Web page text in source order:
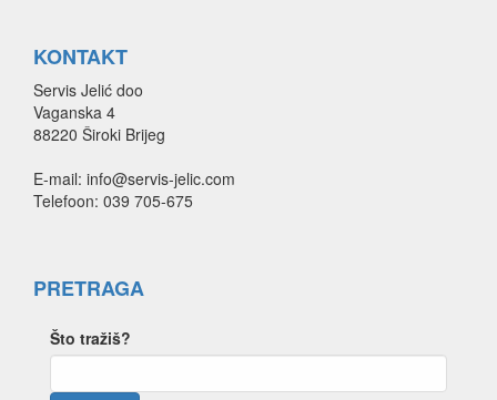
KONTAKT
Servis Jelić doo
Vaganska 4
88220 Široki Brijeg
E-mail: info@servis-jelic.com
Telefoon: 039 705-675
PRETRAGA
Što tražiš?